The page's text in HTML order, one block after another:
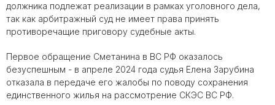
должника подлежат реализации в рамках уголовного дела,
так как арбитражный суд не имеет права принять
противоречащие приговору судебные акты.
Первое обращение Сметанина в ВС РФ оказалось
безуспешным - в апреле 2024 года судья Елена Зарубина
отказала в передаче его жалобы по поводу сохранения
единственного жилья на рассмотрение СКЭС ВС РФ.